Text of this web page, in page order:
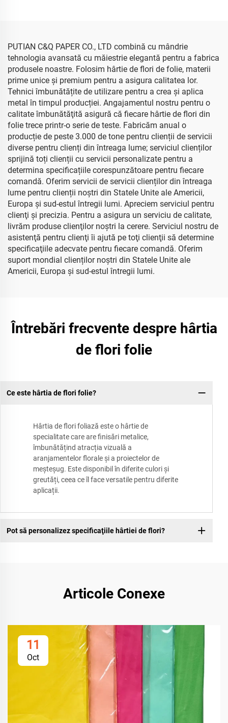
PUTIAN C&Q PAPER CO., LTD combină cu mândrie
tehnologia avansată cu măiestrie elegantă pentru a fabrica
produsele noastre. Folosim hârtie de flori de folie, materii
prime unice şi premium pentru a asigura calitatea lor.
Tehnici îmbunătățite de utilizare pentru a crea și aplica
metal în timpul producției. Angajamentul nostru pentru o
calitate îmbunătăţită asigură că fiecare hârtie de flori din
folie trece printr-o serie de teste. Fabricăm anual o
producție de peste 3.000 de tone pentru clienții de servicii
diverse pentru clienți din întreaga lume; serviciul clienților
sprijină toți clienții cu servicii personalizate pentru a
determina specificațiile corespunzătoare pentru fiecare
comandă. Oferim servicii de servicii clienților din întreaga
lume pentru clienții noștri din Statele Unite ale Americii,
Europa și sud-estul întregii lumi. Apreciem serviciul pentru
clienţi şi precizia. Pentru a asigura un serviciu de calitate,
livrăm produse clienţilor noştri la cerere. Serviciul nostru de
asistenţă pentru clienţi îi ajută pe toţi clienţii să determine
specificaţiile adecvate pentru fiecare comandă. Oferim
suport mondial clienților noștri din Statele Unite ale
Americii, Europa și sud-estul întregii lumi.
Întrebări frecvente despre hârtia
de flori folie
Ce este hârtia de flori folie?
Hârtia de flori foliază este o hârtie de
specialitate care are finisări metalice,
îmbunătățind atracția vizuală a
aranjamentelor florale și a proiectelor de
meșteșug. Este disponibil în diferite culori și
greutăți, ceea ce îl face versatile pentru diferite
aplicații.
Pot să personalizez specificaţiile hârtiei de flori?
Articole Conexe
11
Oct